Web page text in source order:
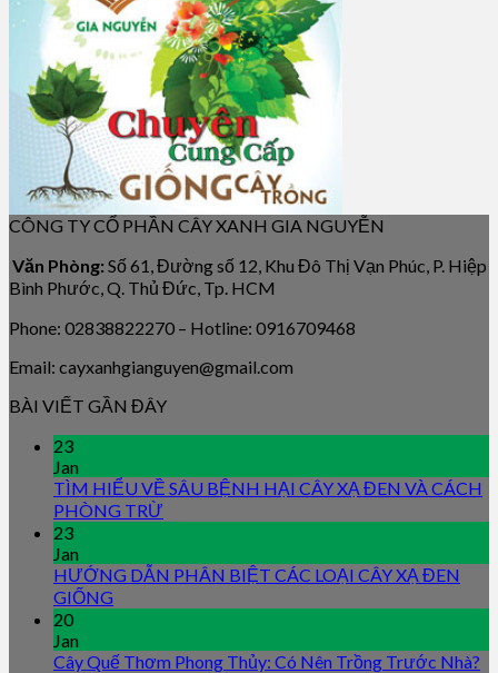
CÔNG TY CỔ PHẦN CÂY XANH GIA NGUYỄN
Văn Phòng: Số 61, Đường số 12, Khu Đô Thị Vạn Phúc, P. Hiệp
Bình Phước, Q. Thủ Đức, Tp. HCM
Phone: 02838822270 – Hotline: 0916709468
Email: cayxanhgianguyen@gmail.com
BÀI VIẾT GẦN ĐÂY
23
Jan
TÌM HIỂU VỀ SÂU BỆNH HẠI CÂY XẠ ĐEN VÀ CÁCH
PHÒNG TRỪ
23
Jan
HƯỚNG DẪN PHÂN BIỆT CÁC LOẠI CÂY XẠ ĐEN
GIỐNG
20
Jan
Cây Quế Thơm Phong Thủy: Có Nên Trồng Trước Nhà?